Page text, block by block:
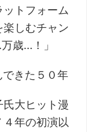
トフォーム
しむチャン
歳…！」
きた５０年
氏大ヒット漫
年の初演以